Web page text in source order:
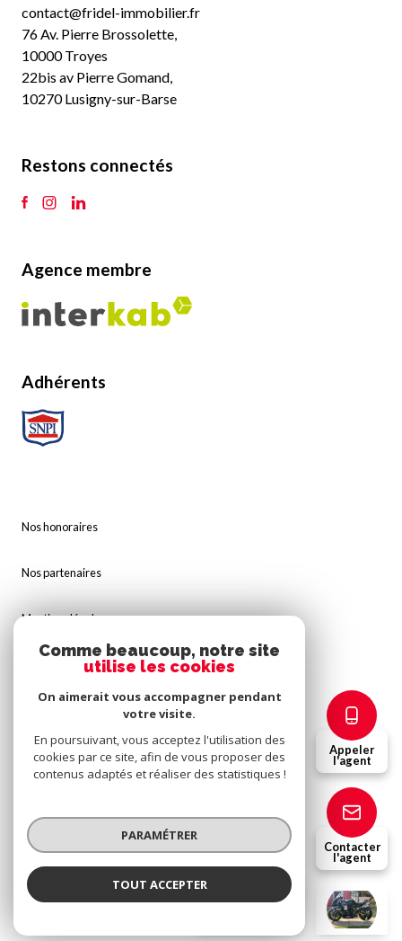
Vincent FRIDEL
Appeler
l'agent
Contacter
l'agent
contact@fridel-immobilier.fr
76 Av. Pierre Brossolette,
10000 Troyes
22bis av Pierre Gomand,
10270 Lusigny-sur-Barse
Restons connectés
Agence membre
Adhérents
Nos honoraires
Nos partenaires
Mentions légales
Cookies
© 2026 | Tous droits réservés
Réalisé par
Comme beaucoup, notre site
utilise les cookies
On aimerait vous accompagner pendant
votre visite.
En poursuivant, vous acceptez l'utilisation des
cookies par ce site, afin de vous proposer des
contenus adaptés et réaliser des statistiques !
PARAMÉTRER
TOUT ACCEPTER